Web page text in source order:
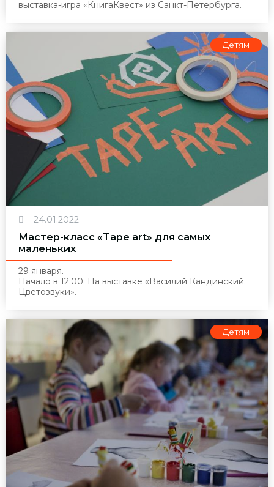
выставка-игра «КнигаКвест» из Санкт-Петербурга.
Детям
24.01.2022
Мастер-класс «Tape art» для самых
маленьких
29 января.
Начало в 12:00. На выставке «Василий Кандинский.
Цветозвуки».
Детям